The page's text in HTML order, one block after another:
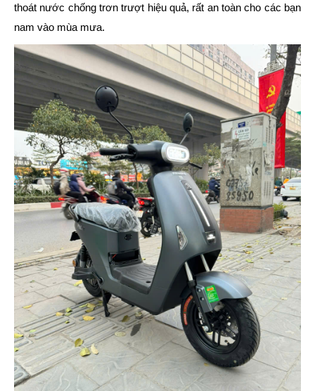
thoát nước chống trơn trượt hiệu quả, rất an toàn cho các bạn
nam vào mùa mưa.